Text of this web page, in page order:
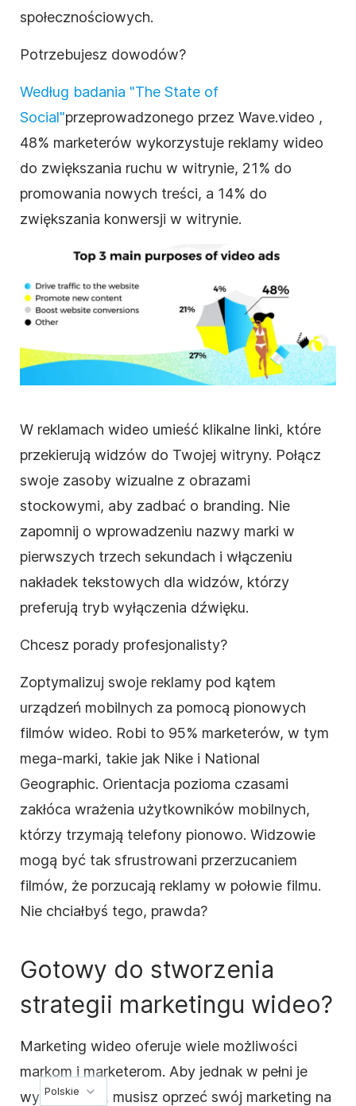
społecznościowych.
Potrzebujesz dowodów?
Według badania "The State of
Social"przeprowadzonego przez Wave.video ,
48% marketerów wykorzystuje reklamy wideo
do zwiększania ruchu w witrynie, 21% do
promowania nowych treści, a 14% do
zwiększania konwersji w witrynie.
W reklamach wideo umieść klikalne linki, które
przekierują widzów do Twojej witryny. Połącz
swoje zasoby wizualne z obrazami
stockowymi, aby zadbać o branding. Nie
zapomnij o wprowadzeniu nazwy marki w
pierwszych trzech sekundach i włączeniu
nakładek tekstowych dla widzów, którzy
preferują tryb wyłączenia dźwięku.
Chcesz porady profesjonalisty?
Zoptymalizuj swoje reklamy pod kątem
urządzeń mobilnych za pomocą pionowych
filmów wideo. Robi to 95% marketerów, w tym
mega-marki, takie jak Nike i National
Geographic. Orientacja pozioma czasami
zakłóca wrażenia użytkowników mobilnych,
którzy trzymają telefony pionowo. Widzowie
mogą być tak sfrustrowani przerzucaniem
filmów, że porzucają reklamy w połowie filmu.
Nie chciałbyś tego, prawda?
Gotowy do stworzenia
strategii marketingu wideo?
Marketing wideo oferuje wiele możliwości
markom i marketerom. Aby jednak w pełni je
wykorzystać, musisz oprzeć swój marketing na
Polskie